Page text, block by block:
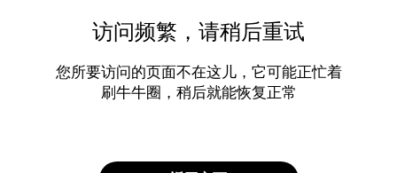
访问频繁，请稍后重试
您所要访问的页面不在这儿，它可能正忙着
刷牛牛圈，稍后就能恢复正常